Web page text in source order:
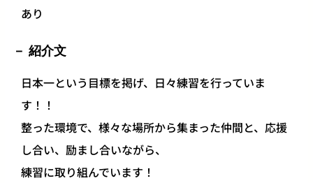
あり
紹介文
日本一という目標を掲げ、日々練習を行っていま
す！！
整った環境で、様々な場所から集まった仲間と、応援
し合い、励まし合いながら、
練習に取り組んでいます！